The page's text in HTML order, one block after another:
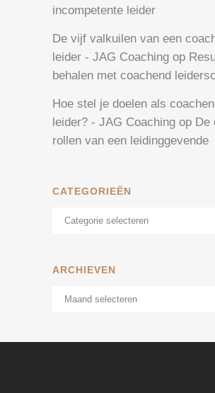
incompetente leider
De vijf valkuilen van een
leider - JAG Coaching op
behalen met coachend
Hoe stel je doelen als
leider? - JAG Coaching op De
rollen van een leidinggevende
CATEGORIEËN
Categorieën
ARCHIEVEN
Archieven